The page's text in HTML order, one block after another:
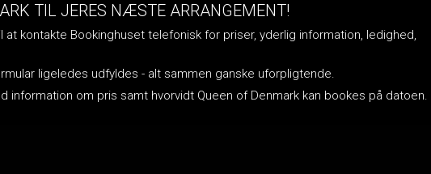
TIL JERES NÆSTE ARRANGEMENT!
at kontakte Bookinghuset telefonisk for priser, yderlig information, ledighed,
ligeledes udfyldes - alt sammen ganske uforpligtende.
information om pris samt hvorvidt Queen of Denmark kan bookes på datoen.